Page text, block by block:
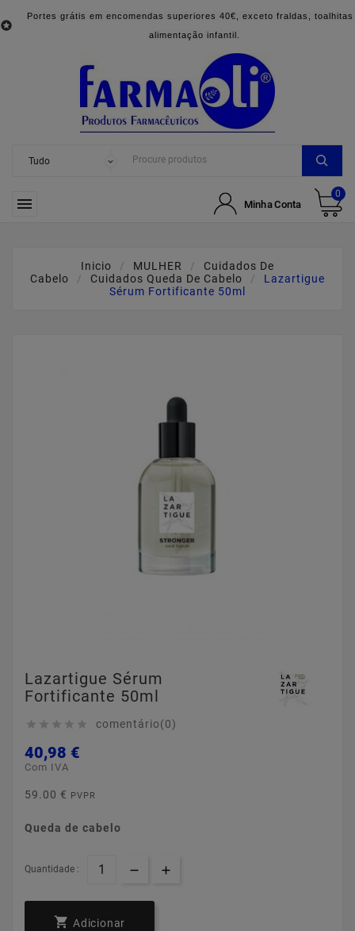

Portes grátis em encomendas superiores 40€, exceto fraldas, toalhitas
alimentação infantil.
 Minha Conta
0
Inicio MULHER
Cuidados De
Cabelo
Cuidados Queda De Cabelo
Lazartigue
Sérum Fortificante 50ml
Lazartigue Sérum
Fortificante 50ml
     comentário(0)
40,98 €
Com IVA
59.00 € PVPR
Queda de cabelo
Quantidade :
 Adicionar